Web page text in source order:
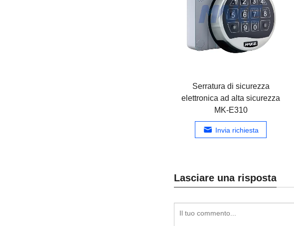
Serratura di sicurezza
elettronica ad alta sicurezza
MK-E310
Invia richiesta
Lasciare una risposta